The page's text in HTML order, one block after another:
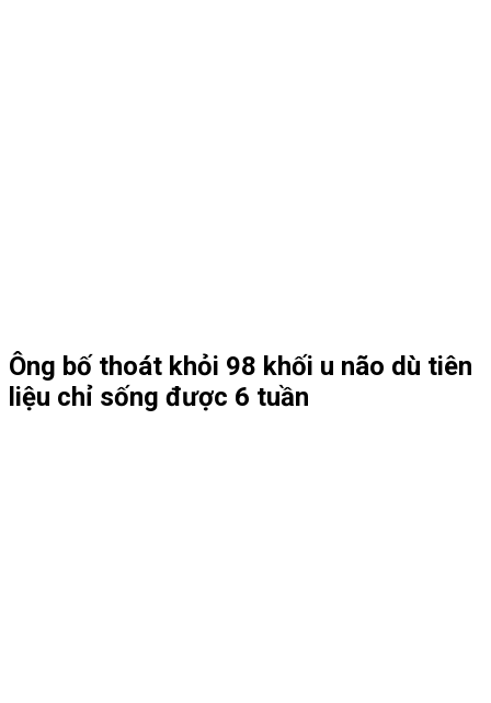
Ông bố thoát khỏi 98 khối u não dù tiên
liệu chỉ sống được 6 tuần